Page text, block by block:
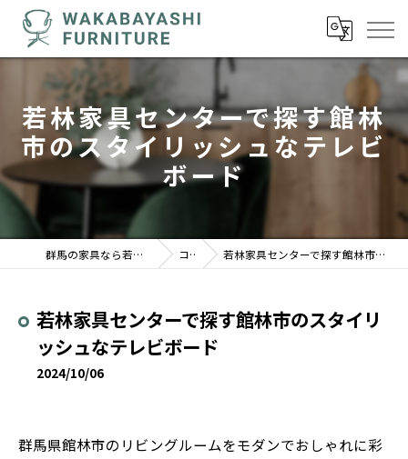
若林家具センターで探す館林
市のスタイリッシュなテレビ
ボード
群馬の家具なら若林家具センター 駒形店 コラム 若林家具センターで探す館林市のスタイリッシュなテレビボード
若林家具センターで探す館林市のスタイリ
ッシュなテレビボード
2024/10/06
群馬県館林市のリビングルームをモダンでおしゃれに彩